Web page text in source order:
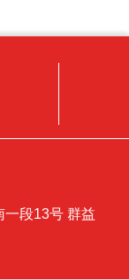
一段13号 群益